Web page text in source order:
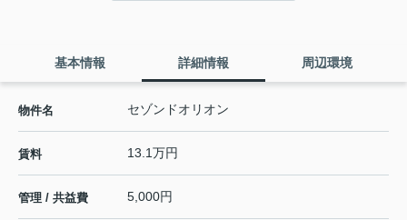
基本情報 詳細情報 周辺環境
物件名 セゾンドオリオン
賃料 13.1万円
管理 / 共益費 5,000円